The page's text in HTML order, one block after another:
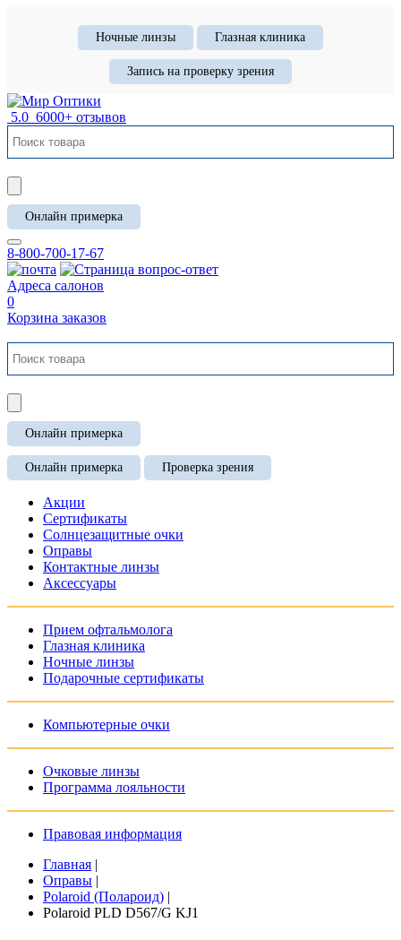
Ночные линзы Глазная клиника
Запись на проверку зрения
5.0 6000+ отзывов
Онлайн примерка
8-800-700-17-67
Адреса салонов
0
Корзина заказов
Онлайн примерка
Онлайн примерка Проверка зрения
Акции
Сертификаты
Солнцезащитные очки
Оправы
Контактные линзы
Аксессуары
Прием офтальмолога
Глазная клиника
Ночные линзы
Подарочные сертификаты
Компьютерные очки
Очковые линзы
Программа лояльности
Правовая информация
Главная |
Оправы |
Polaroid (Полароид) |
Polaroid PLD D567/G KJ1